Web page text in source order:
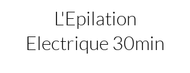
L'Epilation
Electrique 30min